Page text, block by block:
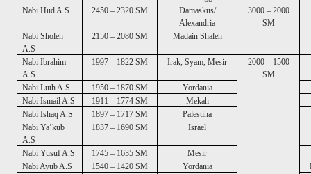
Nabi Hud A.S
2450 – 2320 SM
Damaskus/
Alexandria
3000 – 2000
SM
Nabi Sholeh
A.S
2150 – 2080 SM Madain Shaleh
Nabi Ibrahim
A.S
1997 – 1822 SM Irak, Syam, Mesir
2000 – 1500
SM
Nabi Luth A.S
1950 – 1870 SM
Yordania
Nabi Ismail A.S
1911 – 1774 SM
Mekah
Nabi Ishaq A.S
1897 – 1717 SM
Palestina
Nabi Ya’kub
A.S
1837 – 1690 SM Israel
Nabi Yusuf A.S 1745 – 1635 SM
Mesir
Nabi Ayub A.S
1540 – 1420 SM
Yordania